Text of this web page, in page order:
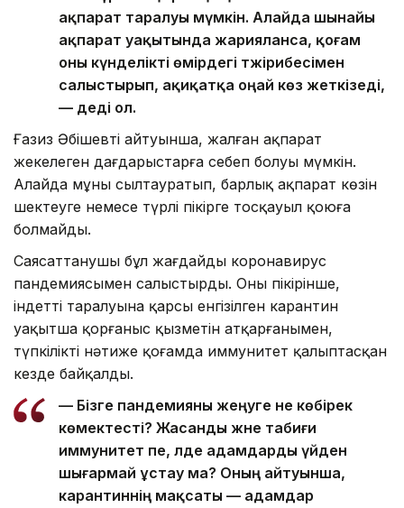
ақпарат таралуы мүмкін. Алайда шынайы
ақпарат уақытында жарияланса, қоғам
оны күнделікті өмірдегі тәжірибесімен
салыстырып, ақиқатқа оңай көз жеткізеді,
— деді ол.
Ғазиз Әбішевтің айтуынша, жалған ақпарат
жекелеген дағдарыстарға себеп болуы мүмкін.
Алайда мұны сылтауратып, барлық ақпарат көзін
шектеуге немесе түрлі пікірге тосқауыл қоюға
болмайды.
Саясаттанушы бұл жағдайды коронавирус
пандемиясымен салыстырды. Оның пікірінше,
індеттің таралуына қарсы енгізілген карантин
уақытша қорғаныс қызметін атқарғанымен,
түпкілікті нәтиже қоғамда иммунитет қалыптасқан
кезде байқалды.
— Бізге пандемияны жеңуге не көбірек
көмектесті? Жасанды және табиғи
иммунитет пе, әлде адамдарды үйден
шығармай ұстау ма? Оның айтуынша,
карантиннің мақсаты — адамдар